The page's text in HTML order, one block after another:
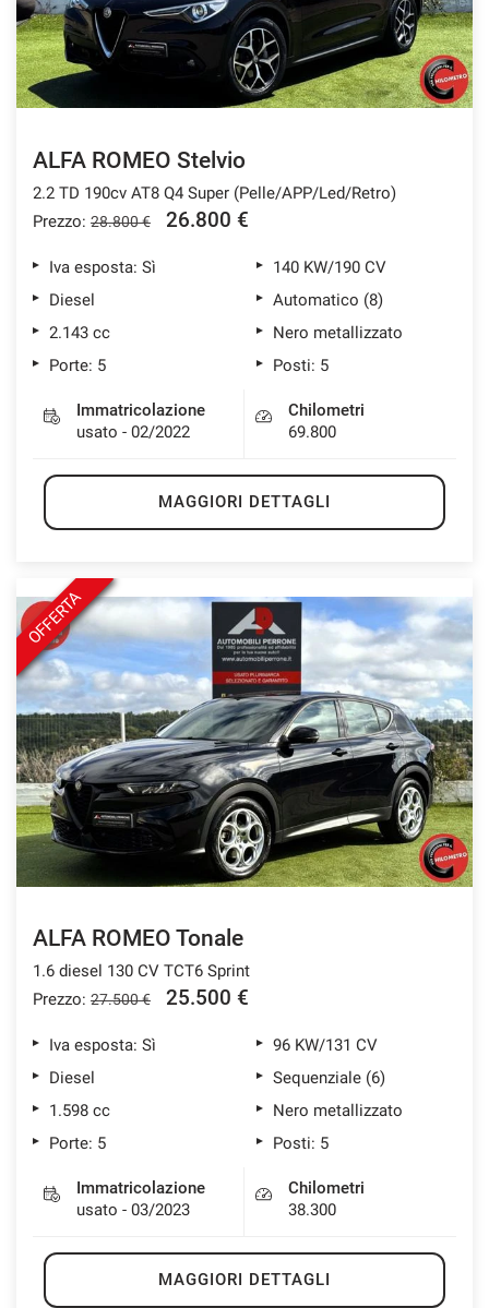
ALFA ROMEO Stelvio
2.2 TD 190cv AT8 Q4 Super (Pelle/APP/Led/Retro)
Prezzo: 28.800 € 26.800 €
Iva esposta: Sì
140 KW/190 CV
Diesel
Automatico (8)
2.143 cc
Nero metallizzato
Porte: 5
Posti: 5
Immatricolazione
usato - 02/2022
Chilometri
69.800
MAGGIORI DETTAGLI
OFFERTA
ALFA ROMEO Tonale
1.6 diesel 130 CV TCT6 Sprint
Prezzo: 27.500 € 25.500 €
Iva esposta: Sì
96 KW/131 CV
Diesel
Sequenziale (6)
1.598 cc
Nero metallizzato
Porte: 5
Posti: 5
Immatricolazione
usato - 03/2023
Chilometri
38.300
MAGGIORI DETTAGLI